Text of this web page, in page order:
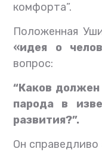
комфорта”.
Положенная
«идея о
вопрос:
“Каков
парода в
развития?”.
Он